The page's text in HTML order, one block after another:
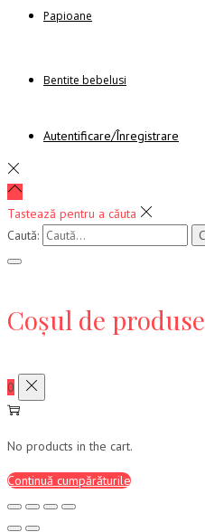
Papioane
Bentite bebelusi
Autentificare/Înregistrare
Tastează pentru a căuta
Caută:
Coșul de produse
0
No products in the cart.
Continuă cumpărăturile